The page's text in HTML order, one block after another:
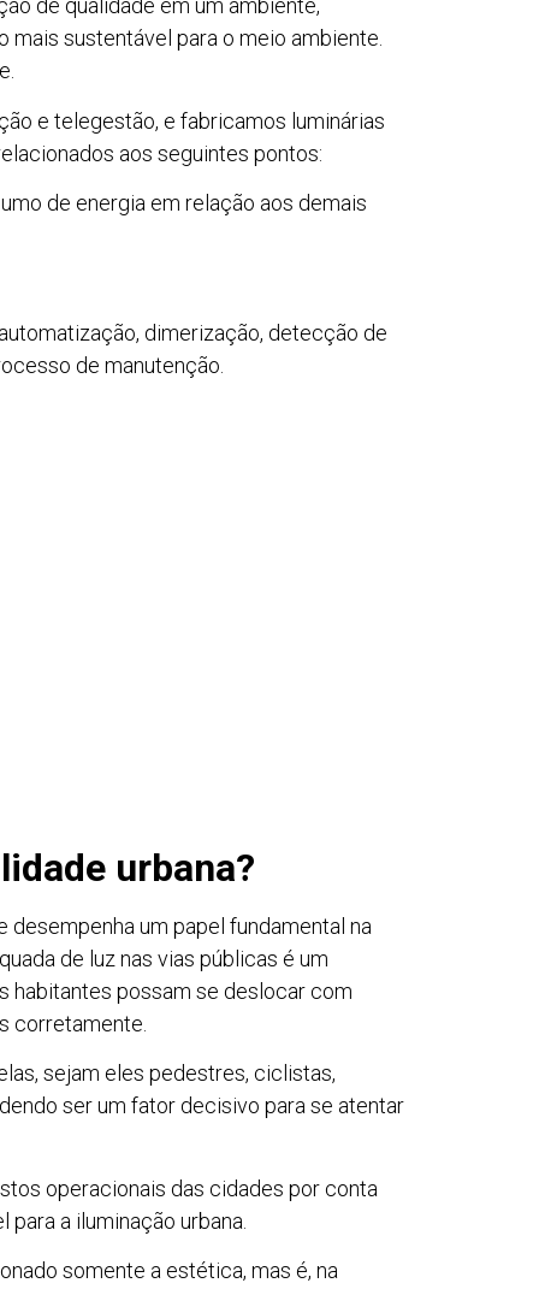
de qualidade em um ambiente,
mais sustentável para o meio ambiente.
e telegestão, e fabricamos luminárias
aos seguintes pontos:
de energia em relação aos demais
dimerização, detecção de
de manutenção.
urbana?
um papel fundamental na
de luz nas vias públicas é um
habitantes possam se deslocar com
corretamente.
sejam eles pedestres, ciclistas,
ser um fator decisivo para se atentar
operacionais das cidades por conta
a iluminação urbana.
somente a estética, mas é, na